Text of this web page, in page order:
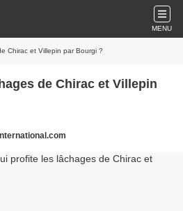
MENU
Chirac et Villepin par Bourgi ?
de Chirac et Villepin